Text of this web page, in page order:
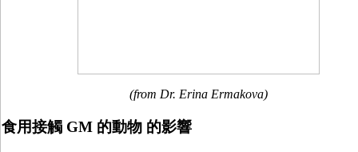
(from Dr. Erina Ermakova)
食用接觸 GM 的動物 的影響